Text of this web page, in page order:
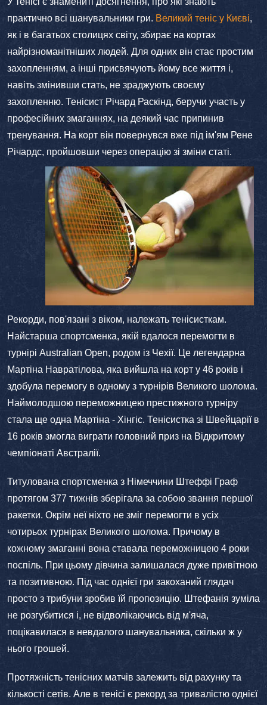
практично всі шанувальники гри. Великий теніс у Києві,
як і в багатьох столицях світу, збирає на кортах
найрізноманітніших людей. Для одних він стає простим
захопленням, а інші присвячують йому все життя і,
навіть змінивши стать, не зраджують своєму
захопленню. Тенісист Річард Раскінд, беручи участь у
професійних змаганнях, на деякий час припинив
тренування. На корт він повернувся вже під ім'ям Рене
Річардс, пройшовши через операцію зі зміни статі.
Рекорди, пов'язані з віком, належать тенісисткам.
Найстарша спортсменка, якій вдалося перемогти в
турнірі Australian Open, родом із Чехії. Це легендарна
Мартіна Навратілова, яка вийшла на корт у 46 років і
здобула перемогу в одному з турнірів Великого шолома.
Наймолодшою переможницею престижного турніру
стала ще одна Мартіна - Хінгіс. Тенісистка зі Швейцарії в
16 років змогла виграти головний приз на Відкритому
чемпіонаті Австралії.
Титулована спортсменка з Німеччини Штеффі Граф
протягом 377 тижнів зберігала за собою звання першої
ракетки. Окрім неї ніхто не зміг перемогти в усіх
чотирьох турнірах Великого шолома. Причому в
кожному змаганні вона ставала переможницею 4 роки
поспіль. При цьому дівчина залишалася дуже привітною
та позитивною. Під час однієї гри закоханий глядач
просто з трибуни зробив їй пропозицію. Штефанія зуміла
не розгубитися і, не відволікаючись від м'яча,
поцікавилася в невдалого шанувальника, скільки ж у
нього грошей.
Протяжність тенісних матчів залежить від рахунку та
кількості сетів. Але в тенісі є рекорд за тривалістю однієї